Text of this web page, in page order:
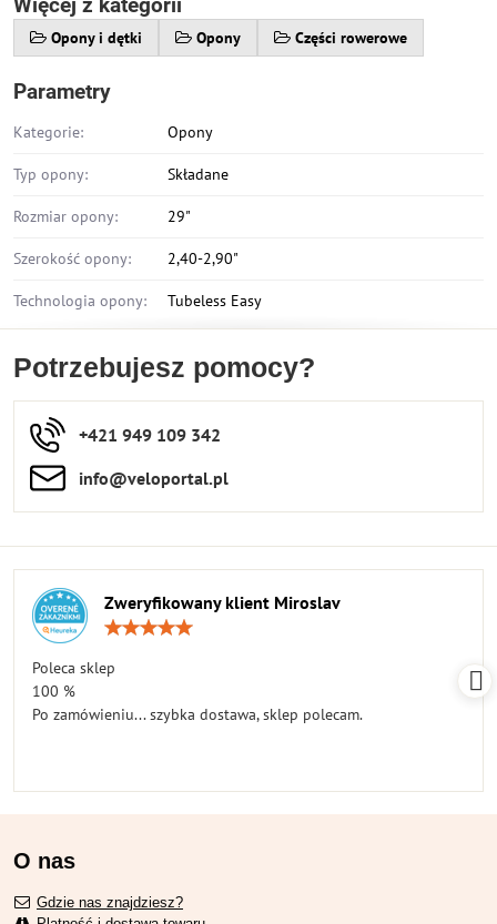
Opony i dętki Opony Części rowerowe
Parametry
Kategorie: Opony
Typ opony: Składane
Rozmiar opony: 29"
Szerokość opony: 2,40-2,90"
Technologia opony: Tubeless Easy
Potrzebujesz pomocy?
+421 949 109 342
info​​@veloportal​.pl
Zweryfikowany klient Miroslav
Poleca sklep
100 %
Po zamówieniu... szybka dostawa, sklep polecam.
O nas
Gdzie nas znajdziesz?